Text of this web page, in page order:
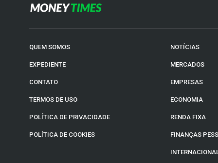
QUEM SOMOS
EXPEDIENTE
CONTATO
TERMOS DE USO
POLÍTICA DE PRIVACIDADE
POLÍTICA DE COOKIES
NOTÍCIAS
MERCADOS
EMPRESAS
ECONOMIA
RENDA FIXA
FINANÇAS